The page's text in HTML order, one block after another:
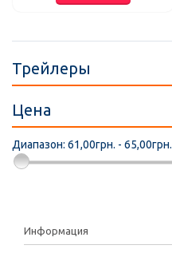
Трейлеры
Цена
Диапазон: 61,00грн. - 65,00грн.
Информация